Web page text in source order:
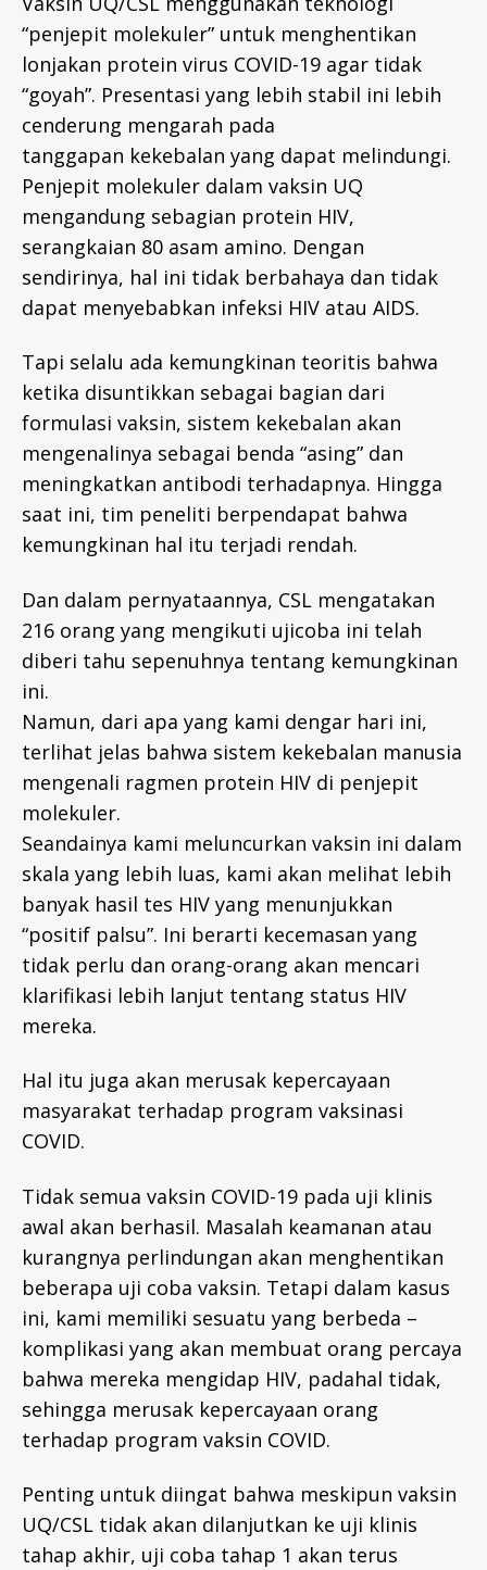
“penjepit molekuler” untuk menghentikan
lonjakan protein virus COVID-19 agar tidak
“goyah”. Presentasi yang lebih stabil ini lebih
cenderung mengarah pada
tanggapan kekebalan yang dapat melindungi.
Penjepit molekuler dalam vaksin UQ
mengandung sebagian protein HIV,
serangkaian 80 asam amino. Dengan
sendirinya, hal ini tidak berbahaya dan tidak
dapat menyebabkan infeksi HIV atau AIDS.
Tapi selalu ada kemungkinan teoritis bahwa
ketika disuntikkan sebagai bagian dari
formulasi vaksin, sistem kekebalan akan
mengenalinya sebagai benda “asing” dan
meningkatkan antibodi terhadapnya. Hingga
saat ini, tim peneliti berpendapat bahwa
kemungkinan hal itu terjadi rendah.
Dan dalam pernyataannya, CSL mengatakan
216 orang yang mengikuti ujicoba ini telah
diberi tahu sepenuhnya tentang kemungkinan
ini.
Namun, dari apa yang kami dengar hari ini,
terlihat jelas bahwa sistem kekebalan manusia
mengenali ragmen protein HIV di penjepit
molekuler.
Seandainya kami meluncurkan vaksin ini dalam
skala yang lebih luas, kami akan melihat lebih
banyak hasil tes HIV yang menunjukkan
“positif palsu”. Ini berarti kecemasan yang
tidak perlu dan orang-orang akan mencari
klarifikasi lebih lanjut tentang status HIV
mereka.
Hal itu juga akan merusak kepercayaan
masyarakat terhadap program vaksinasi
COVID.
Tidak semua vaksin COVID-19 pada uji klinis
awal akan berhasil. Masalah keamanan atau
kurangnya perlindungan akan menghentikan
beberapa uji coba vaksin. Tetapi dalam kasus
ini, kami memiliki sesuatu yang berbeda –
komplikasi yang akan membuat orang percaya
bahwa mereka mengidap HIV, padahal tidak,
sehingga merusak kepercayaan orang
terhadap program vaksin COVID.
Penting untuk diingat bahwa meskipun vaksin
UQ/CSL tidak akan dilanjutkan ke uji klinis
tahap akhir, uji coba tahap 1 akan terus